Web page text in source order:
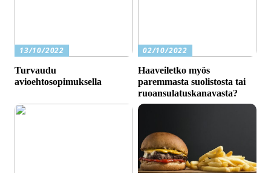
13/10/2022
Turvaudu
avioehtosopimuksella
02/10/2022
Haaveiletko myös
paremmasta suolistosta tai
ruoansulatuskanavasta?